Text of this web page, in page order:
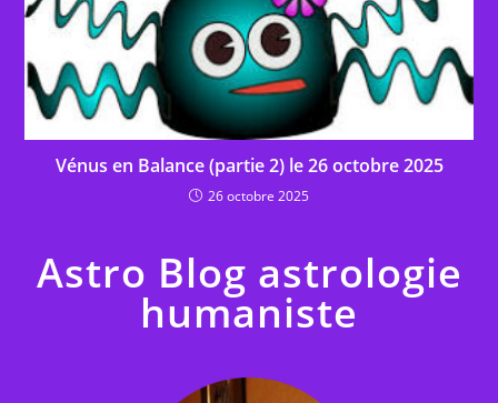
Vénus en Balance (partie 2) le 26 octobre 2025
26 octobre 2025
Astro Blog astrologie
humaniste